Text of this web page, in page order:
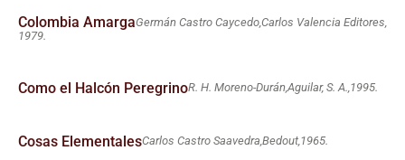
Colombia AmargaGermán Castro Caycedo,Carlos Valencia Editores,
1979.
Como el Halcón PeregrinoR. H. Moreno-Durán,Aguilar, S. A.,1995.
Cosas ElementalesCarlos Castro Saavedra,Bedout,1965.